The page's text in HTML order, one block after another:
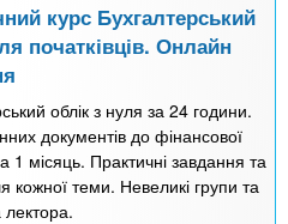
курс Бухгалтерський
початківців. Онлайн
облік з нуля за 24 години.
документів до фінансової
1 місяць. Практичні завдання та
кожної теми. Невеликі групи та
лектора.